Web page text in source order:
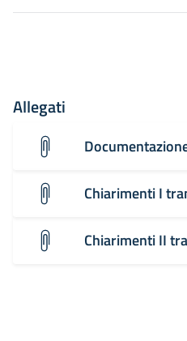
Allegati
Chiarimenti I
Chiarimenti II